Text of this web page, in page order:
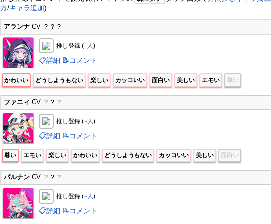
方/キャラ追加)
アランナCV ？？？
推し登録 ( -人)
📋詳細 📝コメント
かわいい どうしようもない 楽しい カッコいい 面白い 美しい エモい 尊い
ファニィ CV ？？？
推し登録 ( -人 )
📋詳細 📝コメント
尊い エモい 楽しい かわいい どうしようもない カッコいい 美しい 面白い
パルナンCV ？？？
推し登録 ( -人)
📋詳細 📝コメント